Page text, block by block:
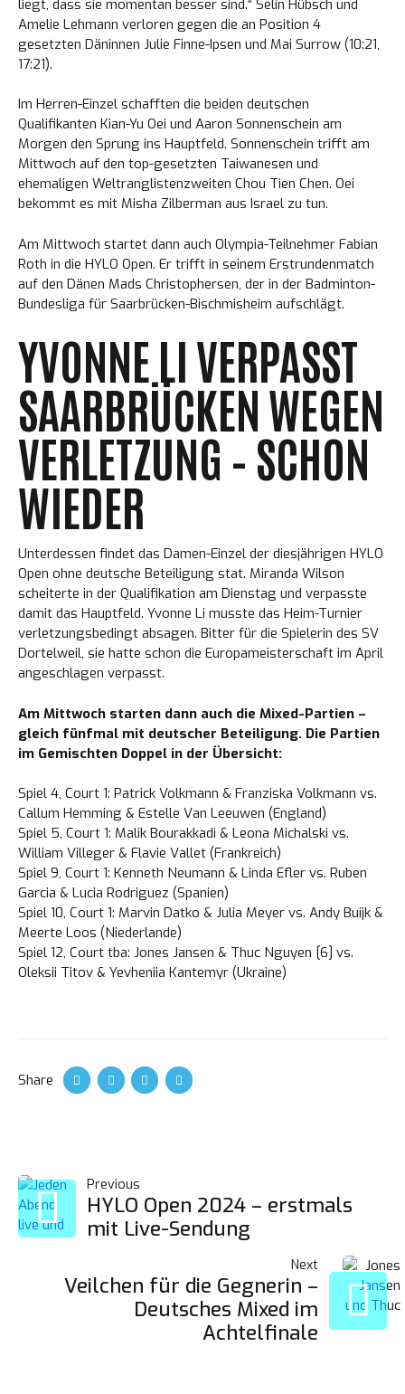
Loading. Please wait.
liegt, dass sie momentan besser sind.“ Selin Hübsch und
Amelie Lehmann verloren gegen die an Position 4
gesetzten Däninnen Julie Finne-Ipsen und Mai Surrow (10:21,
17:21).
Im Herren-Einzel schafften die beiden deutschen
Qualifikanten Kian-Yu Oei und Aaron Sonnenschein am
Morgen den Sprung ins Hauptfeld. Sonnenschein trifft am
Mittwoch auf den top-gesetzten Taiwanesen und
ehemaligen Weltranglistenzweiten Chou Tien Chen. Oei
bekommt es mit Misha Zilberman aus Israel zu tun.
Am Mittwoch startet dann auch Olympia-Teilnehmer Fabian
Roth in die HYLO Open. Er trifft in seinem Erstrundenmatch
auf den Dänen Mads Christophersen, der in der Badminton-
Bundesliga für Saarbrücken-Bischmisheim aufschlägt.
YVONNE LI VERPASST
SAARBRÜCKEN WEGEN
VERLETZUNG – SCHON
WIEDER
Unterdessen findet das Damen-Einzel der diesjährigen HYLO
Open ohne deutsche Beteiligung stat. Miranda Wilson
scheiterte in der Qualifikation am Dienstag und verpasste
damit das Hauptfeld. Yvonne Li musste das Heim-Turnier
verletzungsbedingt absagen. Bitter für die Spielerin des SV
Dortelweil, sie hatte schon die Europameisterschaft im April
angeschlagen verpasst.
Am Mittwoch starten dann auch die Mixed-Partien –
gleich fünfmal mit deutscher Beteiligung. Die Partien
im Gemischten Doppel in der Übersicht:
Spiel 4, Court 1: Patrick Volkmann & Franziska Volkmann vs.
Callum Hemming & Estelle Van Leeuwen (England)
Spiel 5, Court 1: Malik Bourakkadi & Leona Michalski vs.
William Villeger & Flavie Vallet (Frankreich)
Spiel 9, Court 1: Kenneth Neumann & Linda Efler vs. Ruben
Garcia & Lucia Rodriguez (Spanien)
Spiel 10, Court 1: Marvin Datko & Julia Meyer vs. Andy Buijk &
Meerte Loos (Niederlande)
Spiel 12, Court tba: Jones Jansen & Thuc Nguyen [6] vs.
Oleksii Titov & Yevheniia Kantemyr (Ukraine)
Share
POST
NAVIGATION
Previous
HYLO Open 2024 – erstmals
mit Live-Sendung
Next
Veilchen für die Gegnerin –
Deutsches Mixed im
Achtelfinale